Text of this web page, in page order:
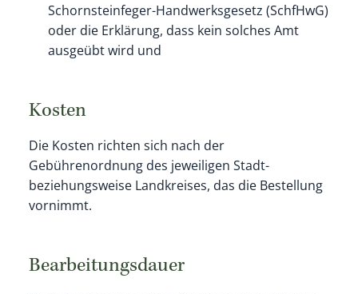
Schornsteinfeger-Handwerksgesetz (SchfHwG)
oder die Erklärung, dass kein solches Amt
ausgeübt wird und
Kosten
Die Kosten richten sich nach der
Gebührenordnung des jeweiligen Stadt-
beziehungsweise Landkreises, das die Bestellung
vornimmt.
Bearbeitungsdauer